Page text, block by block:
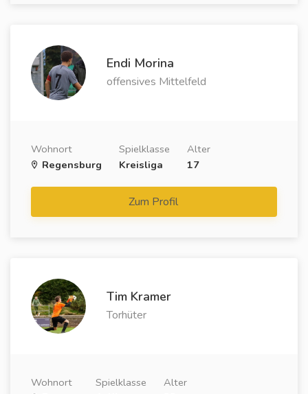
Endi Morina
offensives Mittelfeld
Wohnort
Regensburg
Spielklasse
Kreisliga
Alter
17
Zum Profil
Tim Kramer
Torhüter
Wohnort
Spielklasse
Alter